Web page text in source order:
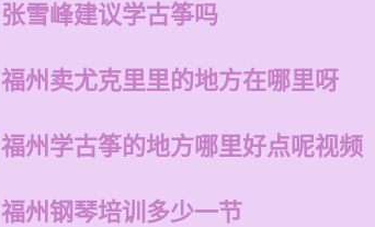
张雪峰建议学古筝吗
福州卖尤克里里的地方在哪里呀
福州学古筝的地方哪里好点呢视频
福州钢琴培训多少一节